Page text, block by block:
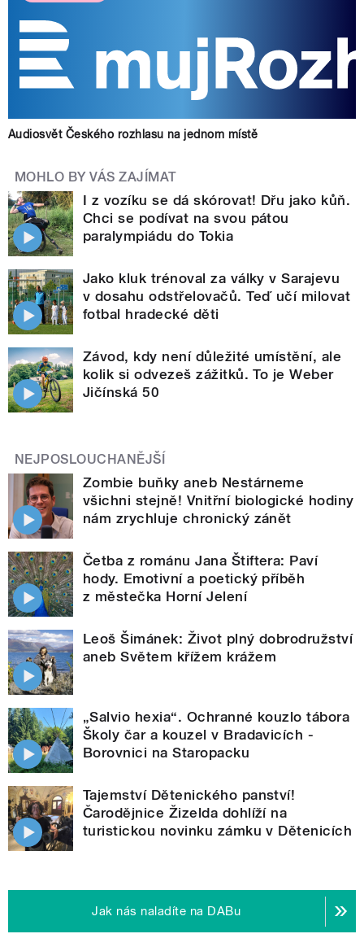
Audiosvět Českého rozhlasu na jednom místě
MOHLO BY VÁS ZAJÍMAT
I z vozíku se dá skórovat! Dřu jako kůň.
Chci se podívat na svou pátou
paralympiádu do Tokia
Jako kluk trénoval za války v Sarajevu
v dosahu odstřelovačů. Teď učí milovat
fotbal hradecké děti
Závod, kdy není důležité umístění, ale
kolik si odvezeš zážitků. To je Weber
Jičínská 50
NEJPOSLOUCHANĚJŠÍ
Zombie buňky aneb Nestárneme
všichni stejně! Vnitřní biologické hodiny
nám zrychluje chronický zánět
Četba z románu Jana Štiftera: Paví
hody. Emotivní a poetický příběh
z městečka Horní Jelení
Leoš Šimánek: Život plný dobrodružství
aneb Světem křížem krážem
„Salvio hexia“. Ochranné kouzlo tábora
Školy čar a kouzel v Bradavicích -
Borovnici na Staropacku
Tajemství Dětenického panství!
Čarodějnice Žizelda dohlíží na
turistickou novinku zámku v Dětenicích
Jak nás naladíte na DABu